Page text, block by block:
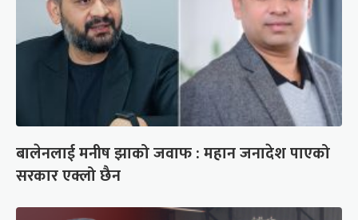
बालेनलाई मनीष झाको जवाफ : महान जनादेश पाएको
सरकार एक्लो छैन